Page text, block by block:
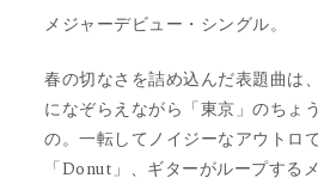
メジャーデビュー・シングル。
春の切なさを詰め込んだ表題曲は
になぞらえながら「東京」のちょ
の。一転してノイジーなアウトロ
「Donut」、ギターがループする